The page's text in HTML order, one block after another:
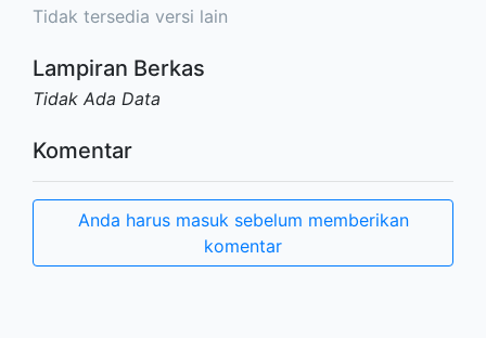
Tidak tersedia versi lain
Lampiran Berkas
Tidak Ada Data
Komentar
Anda harus masuk sebelum memberikan
komentar